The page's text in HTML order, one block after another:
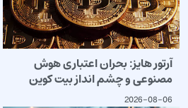
آرتور هایز: بحران اعتباری هوش
مصنوعی و چشم انداز بیت کوین
2026-08-06